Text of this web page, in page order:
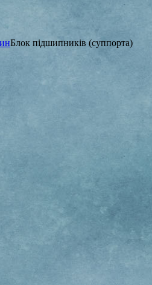
Блок підшипників (суппорта)